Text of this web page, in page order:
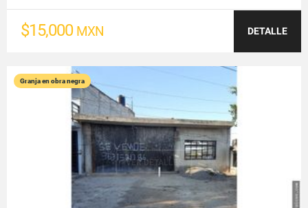
$15,000 MXN DETALLE
Granja en obra negra
VER DETALLES